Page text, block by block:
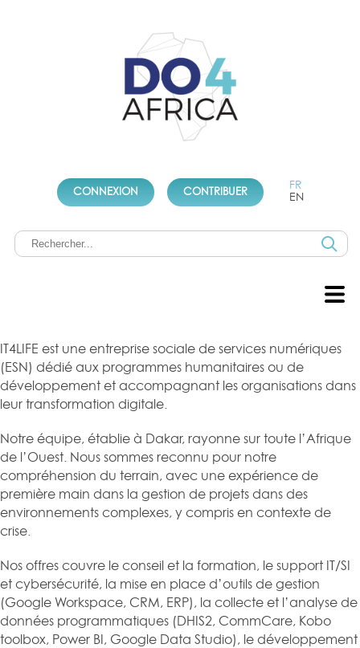
CONNEXION CONTRIBUER
FR
EN
IT4LIFE est une entreprise sociale de services numériques
(ESN) dédié aux programmes humanitaires ou de
développement et accompagnant les organisations dans
leur transformation digitale.
Notre équipe, établie à Dakar, rayonne sur toute l’Afrique
de l’Ouest. Nous sommes reconnu pour notre
compréhension du terrain, avec une expérience de
première main dans la gestion de projets dans des
environnements complexes, y compris en contexte de
crise.
Nos offres couvre le conseil et la formation, le support IT/SI
et cybersécurité, la mise en place d’outils de gestion
(Google Workspace, CRM, ERP), la collecte et l’analyse de
données programmatiques (DHIS2, CommCare, Kobo
toolbox, Power BI, Google Data Studio), le développement